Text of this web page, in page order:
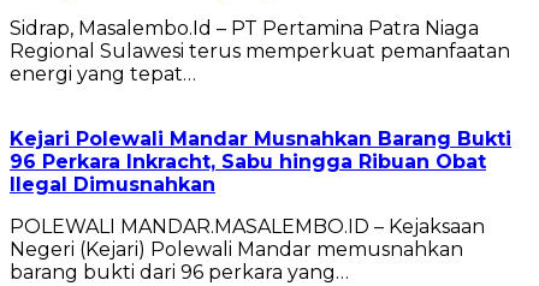
Sidrap, Masalembo.Id – PT Pertamina Patra Niaga
Regional Sulawesi terus memperkuat pemanfaatan
energi yang tepat…
Kejari Polewali Mandar Musnahkan Barang Bukti
96 Perkara Inkracht, Sabu hingga Ribuan Obat
Ilegal Dimusnahkan
POLEWALI MANDAR.MASALEMBO.ID – Kejaksaan
Negeri (Kejari) Polewali Mandar memusnahkan
barang bukti dari 96 perkara yang…